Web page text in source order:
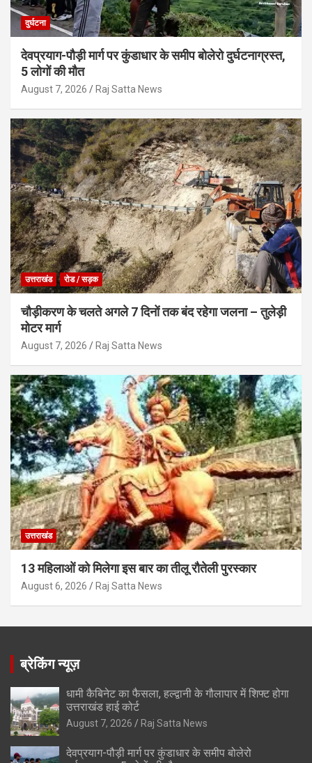
दुर्घटना
देवप्रयाग-पौड़ी मार्ग पर कुंडाधार के समीप बोलेरो दुर्घटनाग्रस्त,
5 लोगों की मौत
August 7, 2026 Raj Satta News
उत्तराखंड रोड / सड़क
चौड़ीकरण के चलते अगले 7 दिनों तक बंद रहेगा जलना – तुलेड़ी
मोटर मार्ग
August 7, 2026 Raj Satta News
उत्तराखंड
13 महिलाओं को मिलेगा इस बार का तीलू रौतेली पुरस्कार
August 6, 2026 Raj Satta News
ब्रेकिंग न्यूज़
धामी कैबिनेट का फैसला, हल्द्वानी के गौलापार में शिफ्ट होगा
उत्तराखंड हाई कोर्ट
August 7, 2026 Raj Satta News
देवप्रयाग-पौड़ी मार्ग पर कुंडाधार के समीप बोलेरो